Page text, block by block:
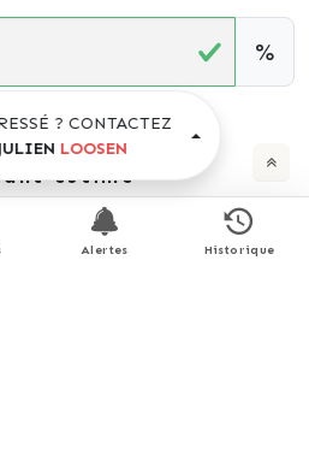
%
estimé
€ / mois *
? CONTACTEZ
LOOSEN
Alertes Historique